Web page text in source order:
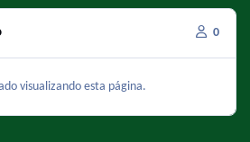
0
visualizando esta página.